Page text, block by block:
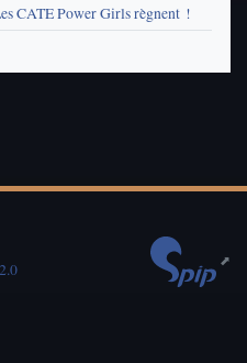
CATE Power Girls règnent !